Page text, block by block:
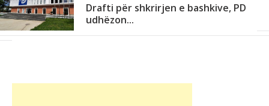
Drafti për shkrirjen e bashkive, PD
udhëzon...